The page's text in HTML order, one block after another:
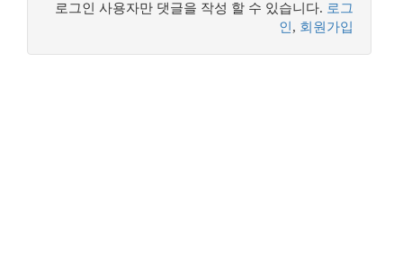
로그인 사용자만 댓글을 작성 할 수 있습니다. 로그
인 , 회원가입